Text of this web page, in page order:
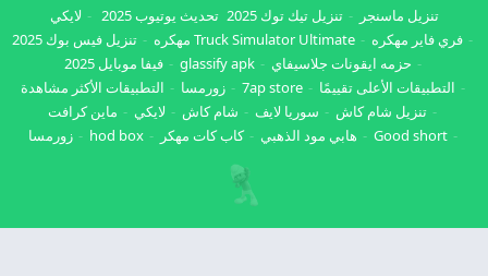
تنزيل ماسنجر تنزيل تيك توك 2025
تحديث يوتيوب 2025
لايكي
فري فاير مهكره
Truck Simulator Ultimate مهكره
تنزيل فيس بوك 2025
حزمه ايقونات جلاسيفاي
glassify apk
فيفا موبايل 2025
التطبيقات الأعلى تقييمًا
7ap store زورمسا
التطبيقات الأكثر مشاهدة
تنزيل شام كاش
سوريا لايف شام كاش لايكي
ماين كرافت
Good short
هابي مود الذهبي كاب كات مهكر hod box زورمسا